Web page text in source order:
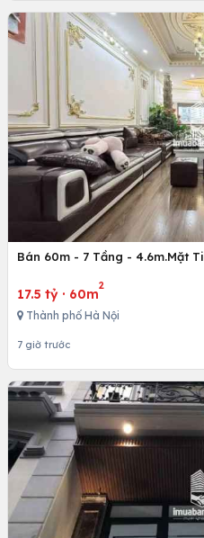
Bán 60m - 7 Tầng - 4.6m.Mặt
17.5 tỷ · 60m
2
Thành phố Hà Nội
7 giờ trước